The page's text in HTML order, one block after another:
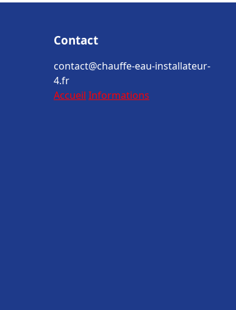
Contact
contact@chauffe-eau-installateur-
4.fr
Accueil Informations